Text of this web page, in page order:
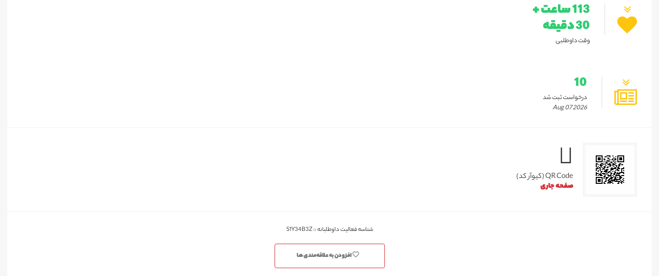
113 ساعت +
30 دقیقه
وقت داوطلبی
10
درخواست ثبت شد
Aug 07 2026
QR Code (کیوآر کد)
صفحه جاری
شناسه فعالیت داوطلبانه :: S1Y34B3Z
افزودن به علاقه‌مندی ها